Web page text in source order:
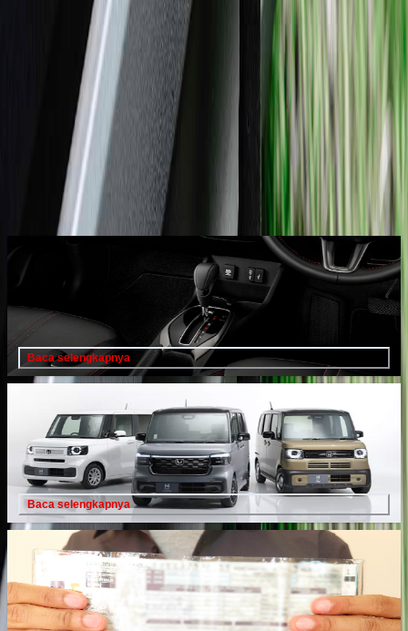
slot deposit pulsa
Bagikan Berita :
Berita Lainnya
Jenis – Jenis Transmisi Otomatis pada Mobil : Mana yang
Paling Cocok Untuk Kamu?
23 Oktober 2025
Baca selengkapnya
Honda N-BOX Jadi Mobil Minicar Terlaris di Jepang Tahun
2024
10 Februari 2025
Baca selengkapnya
Cara Klaim Asuransi Kecelakaan pada PT Jasa Raharja atau
SWDKLLJ dengan Mudah dan Cepat
16 November 2024